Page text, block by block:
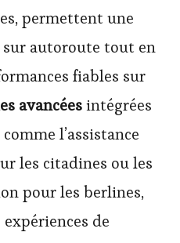
permettent une
autoroute tout en
fiables sur
avancéesintégrées
l’assistance
les citadines ou les
pour les berlines,
de